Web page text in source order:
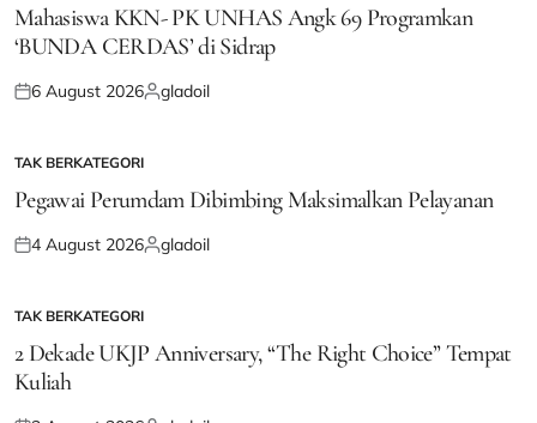
IN
Mahasiswa KKN- PK UNHAS Angk 69 Programkan
‘BUNDA CERDAS’ di Sidrap
Posted
6 August 2026Posted
gladoil
POSTED
IN
TAK BERKATEGORI
Pegawai Perumdam Dibimbing Maksimalkan Pelayanan
Posted
4 August 2026Posted
gladoil
POSTED
TAK BERKATEGORI
2 Dekade UKJP Anniversary, “The Right Choice” Tempat
Kuliah